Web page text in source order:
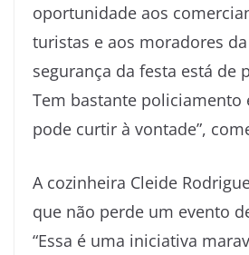
oportunidade aos
turistas e aos moradores
segurança da festa está de
Tem bastante policiamento
pode curtir à vontade”,
A cozinheira Cleide
que não perde um evento
“Essa é uma iniciativa